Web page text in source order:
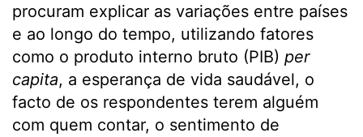
procuram explicar as variações entre países
e ao longo do tempo, utilizando fatores
como o produto interno bruto (PIB) per
capita, a esperança de vida saudável, o
facto de os respondentes terem alguém
com quem contar, o sentimento de